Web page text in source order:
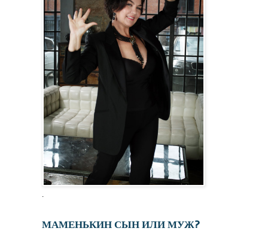
.
МАМЕНЬКИН СЫН ИЛИ МУЖ?